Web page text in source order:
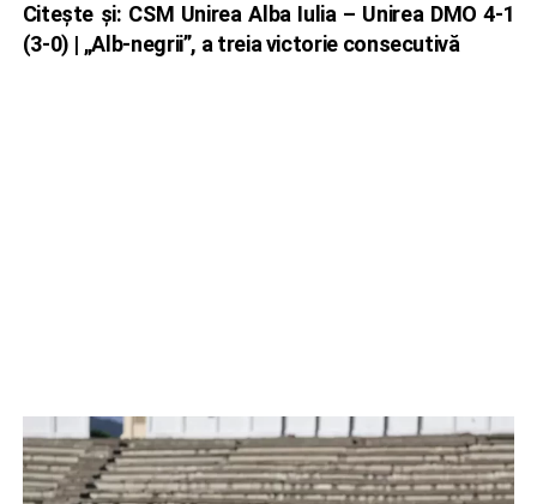
Citește și: CSM Unirea Alba Iulia – Unirea DMO 4-1
(3-0) | „Alb-negrii”, a treia victorie consecutivă